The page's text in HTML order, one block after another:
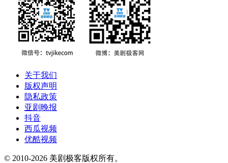
关于我们
版权声明
隐私政策
亚剧晚报
抖音
西瓜视频
优酷视频
© 2010-2026 美剧极客版权所有。